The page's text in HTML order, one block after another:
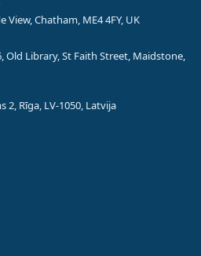
View, Chatham, ME4 4FY, UK
Old Library, St Faith Street, Maidstone,
2, Rīga, LV-1050, Latvija